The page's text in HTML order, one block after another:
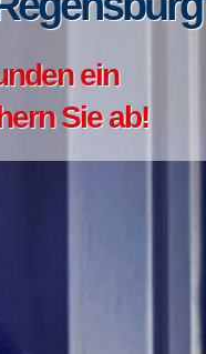
ein
Sie ab!